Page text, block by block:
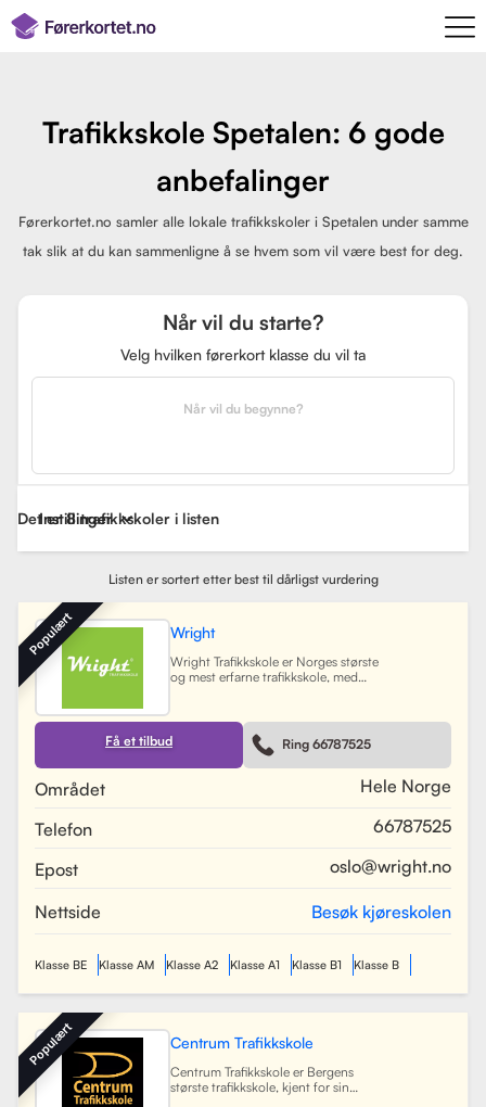
Trafikkskole Spetalen: 6 gode
anbefalinger
Førerkortet.no samler alle lokale trafikkskoler i Spetalen under samme
tak slik at du kan sammenligne å se hvem som vil være best for deg.
Når vil du starte?
Velg hvilken førerkort klasse du vil ta
Når vil du begynne?
Det er 8 trafikkskoler i listen
Instillinger
Listen er sortert etter best til dårligst vurdering
Wright
Wright Trafikkskole er Norges største
og mest erfarne trafikkskole, med
Trøndelag. Siden oppstarten har
skolen hatt som mål å tilby
profesjonell og engasjert
trafikopplæring for både
kjøretimer med all nødvendig
moderne digitale systemer for å
gjøre det enkelt for elever å booke
sine trafikklærere.
Les mer
Få et tilbud Ring 66787525
Området
Hele Norge
Telefon
66787525
Epost
oslo@wright.no
Nettside Besøk kjøreskolen
Populært
Klasse BE Klasse AM Klasse A2 Klasse A1 Klasse B1 Klasse B
Centrum Trafikkskole
Centrum Trafikkskole er Bergens
største trafikkskole, kjent for sin
Populært